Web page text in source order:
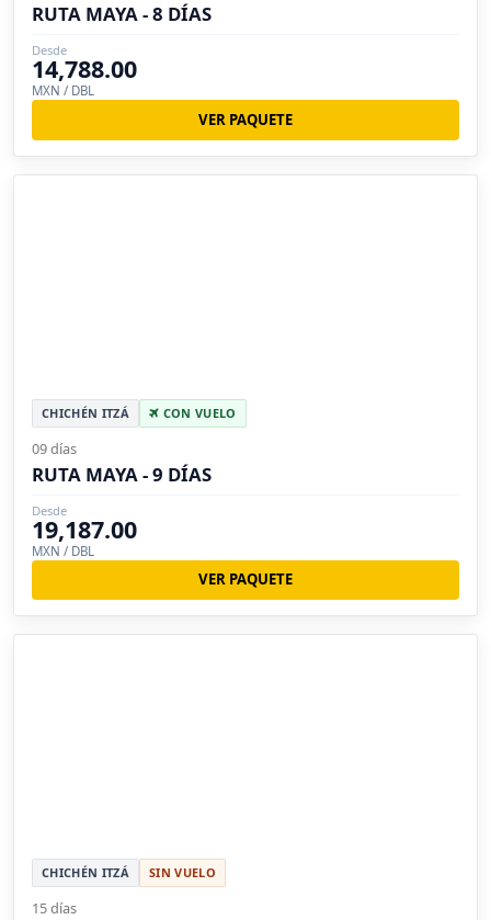
RUTA MAYA - 8 DÍAS
Desde
14,788.00
MXN / DBL
VER PAQUETE
CHICHÉN ITZÁ CON VUELO
09 días
RUTA MAYA - 9 DÍAS
Desde
19,187.00
MXN / DBL
VER PAQUETE
CHICHÉN ITZÁ SIN VUELO
15 días